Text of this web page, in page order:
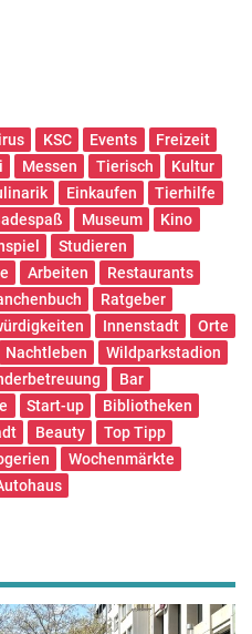
KSC Events
Freizeit
Messen Tierisch
Kultur
Einkaufen
Tierhilfe
Museum
Kino
Studieren
Arbeiten
Restaurants
Ratgeber
Innenstadt
Orte
Nachtleben
Wildparkstadion
Bar
Start-up
Bibliotheken
Beauty
Top Tipp
Wochenmärkte